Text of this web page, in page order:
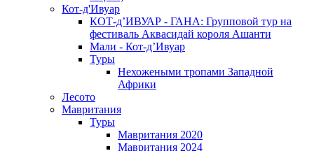
Кот-д'Ивуар
КОТ-д’ИВУАР - ГАНА: Групповой тур на
фестиваль Аквасидай короля Ашанти
Мали - Кот-д’Ивуар
Туры
Нехожеными тропами Западной
Африки
Лесото
Мавритания
Туры
Мавритания 2020
Мавритания 2024